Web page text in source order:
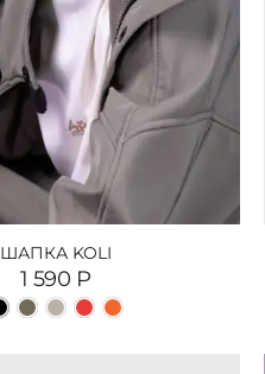
ШАПКА KOLI
1 590 Р